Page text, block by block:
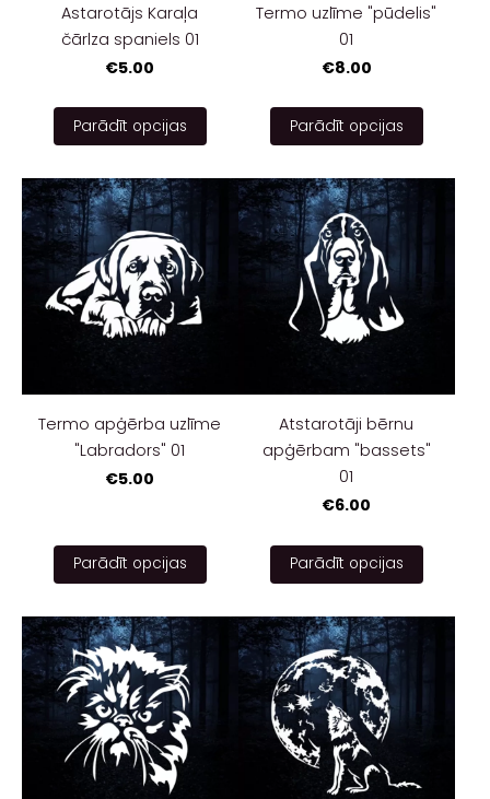
Astarotājs Karaļa
čārlza spaniels 01
€5.00
Parādīt opcijas
Termo uzlīme "pūdelis"
01
€8.00
Parādīt opcijas
Termo apģērba uzlīme
"Labradors" 01
€5.00
Parādīt opcijas
Atstarotāji bērnu
apģērbam "bassets"
01
€6.00
Parādīt opcijas